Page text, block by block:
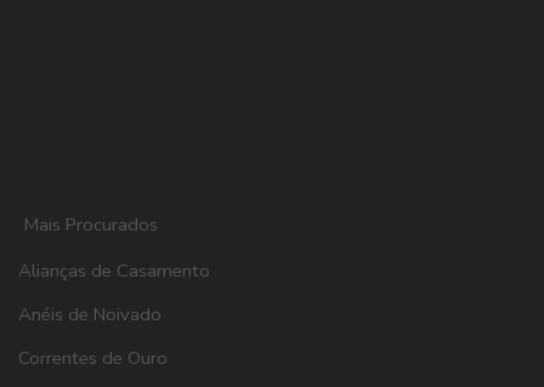
Mais Procurados
Alianças de Casamento
Anéis de Noivado
Correntes de Ouro